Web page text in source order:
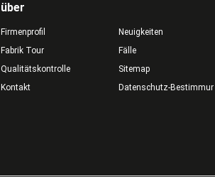
über
Firmenprofil
Fabrik Tour
Qualitätskontrolle
Kontakt
Neuigkeiten
Fälle
Sitemap
Datenschutz-